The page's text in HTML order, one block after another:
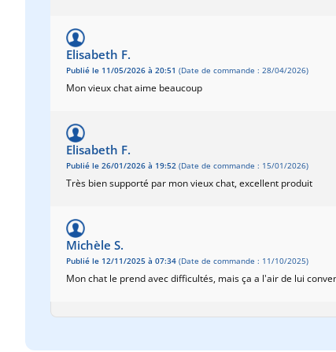
Elisabeth F.
Publié le 11/05/2026 à 20:51 (Date de commande : 28/04/2026)
Mon vieux chat aime beaucoup
Elisabeth F.
Publié le 26/01/2026 à 19:52 (Date de commande : 15/01/2026)
Très bien supporté par mon vieux chat, excellent produit
Michèle S.
Publié le 12/11/2025 à 07:34 (Date de commande : 11/10/2025)
Mon chat le prend avec difficultés, mais ça a l'air de lui